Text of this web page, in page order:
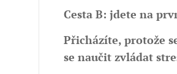
Cesta B: jdete na
Přicházíte, protože
se naučit zvládat